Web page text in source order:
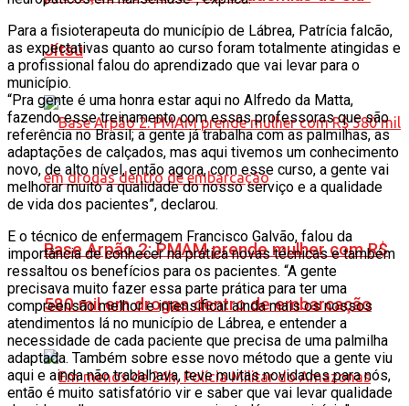
Jítsu
Base Arpão 2: PMAM prende mulher com R$
580 mil em drogas dentro de embarcação
Para a fisioterapeuta do município de Lábrea, Patrícia falcão,
as expectativas quanto ao curso foram totalmente atingidas e
a profissional falou do aprendizado que vai levar para o
município.
“Pra gente é uma honra estar aqui no Alfredo da Matta,
fazendo esse treinamento com essas professoras que são
referência no Brasil; a gente já trabalha com as palmilhas, as
adaptações de calçados, mas aqui tivemos um conhecimento
novo, de alto nível, então agora, com esse curso, a gente vai
melhorar muito a qualidade do nosso serviço e a qualidade
de vida dos pacientes”, declarou.
E o técnico de enfermagem Francisco Galvão, falou da
importância de conhecer na prática novas técnicas e também
ressaltou os benefícios para os pacientes. “A gente
precisava muito fazer essa parte prática para ter uma
compreensão melhor e intensificar ainda mais os nossos
atendimentos lá no município de Lábrea, e entender a
necessidade de cada paciente que precisa de uma palmilha
adaptada. Também sobre esse novo método que a gente viu
aqui e ainda não trabalhava, teve muitas novidades para nós,
então é muito satisfatório vir e saber que vai levar qualidade